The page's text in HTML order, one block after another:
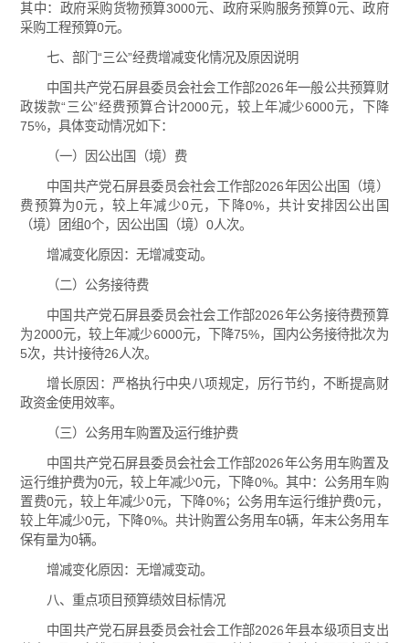
其中：政府采购货物预算3000元、政府采购服务预算0元、政府
采购工程预算0元。
七、部门“三公”经费增减变化情况及原因说明
中国共产党石屏县委员会社会工作部2026年一般公共预算财
政拨款“三公”经费预算合计2000元，较上年减少6000元，下降
75%，具体变动情况如下：
（一）因公出国（境）费
中国共产党石屏县委员会社会工作部2026年因公出国（境）
费预算为0元，较上年减少0元，下降0%，共计安排因公出国
（境）团组0个，因公出国（境）0人次。
增减变化原因：无增减变动。
（二）公务接待费
中国共产党石屏县委员会社会工作部2026年公务接待费预算
为2000元，较上年减少6000元，下降75%，国内公务接待批次为
5次，共计接待26人次。
增长原因：严格执行中央八项规定，厉行节约，不断提高财
政资金使用效率。
（三）公务用车购置及运行维护费
中国共产党石屏县委员会社会工作部2026年公务用车购置及
运行维护费为0元，较上年减少0元，下降0%。其中：公务用车购
置费0元，较上年减少0元，下降0%；公务用车运行维护费0元，
较上年减少0元，下降0%。共计购置公务用车0辆，年末公务用车
保有量为0辆。
增减变化原因：无增减变动。
八、重点项目预算绩效目标情况
中国共产党石屏县委员会社会工作部2026年县本级项目支出